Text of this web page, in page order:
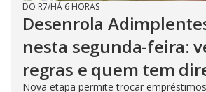
DO R7/HÁ 6 HORAS
Desenrola
nesta segunda-feira:
regras e quem tem
Nova etapa permite trocar